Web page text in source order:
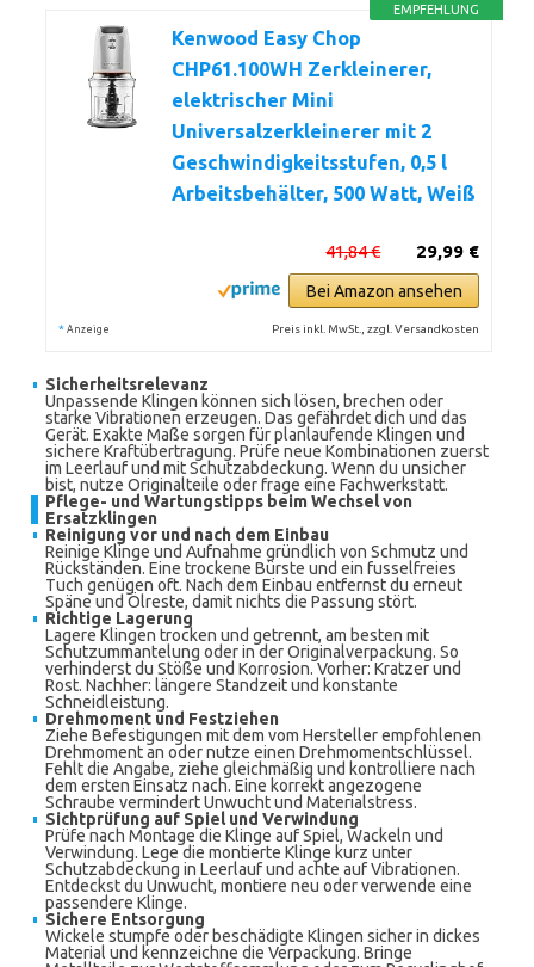
EMPFEHLUNG
Kenwood Easy Chop
CHP61.100WH Zerkleinerer,
elektrischer Mini
Universalzerkleinerer mit 2
Geschwindigkeitsstufen, 0,5 l
Arbeitsbehälter, 500 Watt, Weiß
29,99 €
41,84 €
Bei Amazon ansehen
* Anzeige Preis inkl. MwSt., zzgl. Versandkosten
Sicherheitsrelevanz
Unpassende Klingen können sich lösen, brechen oder
starke Vibrationen erzeugen. Das gefährdet dich und das
Gerät. Exakte Maße sorgen für planlaufende Klingen und
sichere Kraftübertragung. Prüfe neue Kombinationen zuerst
im Leerlauf und mit Schutzabdeckung. Wenn du unsicher
bist, nutze Originalteile oder frage eine Fachwerkstatt.
Pflege- und Wartungstipps beim Wechsel von
Ersatzklingen
Reinigung vor und nach dem Einbau
Reinige Klinge und Aufnahme gründlich von Schmutz und
Rückständen. Eine trockene Bürste und ein fusselfreies
Tuch genügen oft. Nach dem Einbau entfernst du erneut
Späne und Ölreste, damit nichts die Passung stört.
Richtige Lagerung
Lagere Klingen trocken und getrennt, am besten mit
Schutzummantelung oder in der Originalverpackung. So
verhinderst du Stöße und Korrosion. Vorher: Kratzer und
Rost. Nachher: längere Standzeit und konstante
Schneidleistung.
Drehmoment und Festziehen
Ziehe Befestigungen mit dem vom Hersteller empfohlenen
Drehmoment an oder nutze einen Drehmomentschlüssel.
Fehlt die Angabe, ziehe gleichmäßig und kontrolliere nach
dem ersten Einsatz nach. Eine korrekt angezogene
Schraube vermindert Unwucht und Materialstress.
Sichtprüfung auf Spiel und Verwindung
Prüfe nach Montage die Klinge auf Spiel, Wackeln und
Verwindung. Lege die montierte Klinge kurz unter
Schutzabdeckung in Leerlauf und achte auf Vibrationen.
Entdeckst du Unwucht, montiere neu oder verwende eine
passendere Klinge.
Sichere Entsorgung
Wickele stumpfe oder beschädigte Klingen sicher in dickes
Material und kennzeichne die Verpackung. Bringe